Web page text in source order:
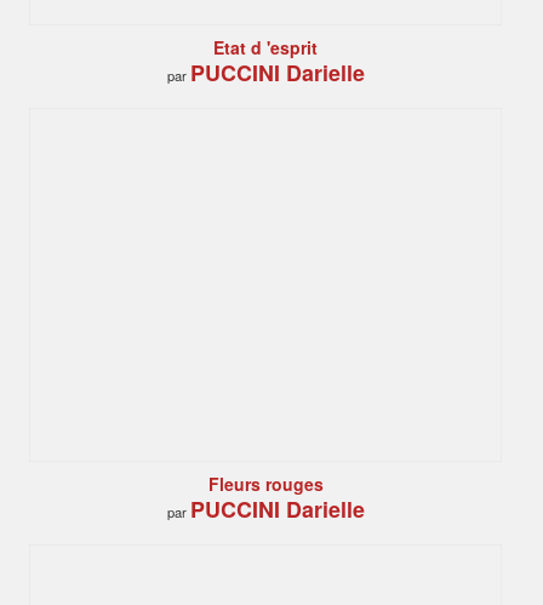
Etat d 'esprit
par PUCCINI Darielle
Fleurs rouges
par PUCCINI Darielle